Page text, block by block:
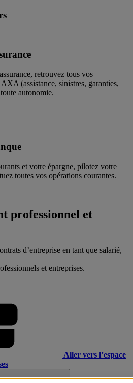
retrouvez tous vos
(assistance, sinistres, garanties,
autonomie.
et votre épargne, pilotez votre
toutes vos opérations courantes.
professionnel et
d’entreprise en tant que salarié,
et entreprises.
Aller vers l’espace